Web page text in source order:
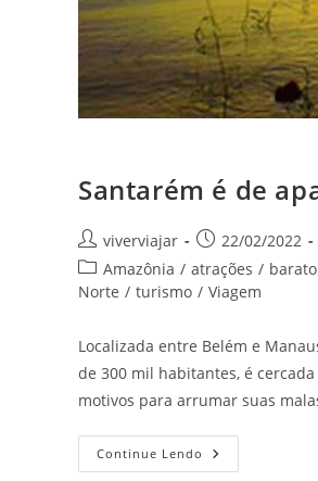
Santarém é de
Autor
do
post:
viverviajar
Post
publicado:
22/02/2022
Categoria
do
Amazônia / atrações / barato
Norte / turismo / Viagem
Localizada entre Belém e
de 300 mil habitantes, é
motivos para arrumar suas
Continue Lendo Santarém
É